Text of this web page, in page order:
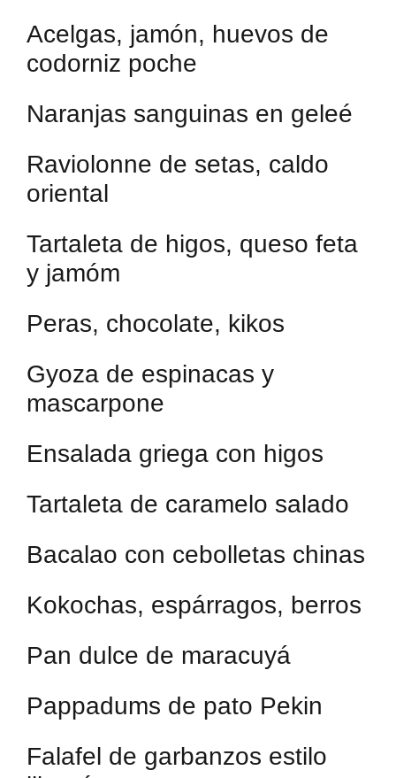
Acelgas, jamón, huevos de
codorniz poche
Naranjas sanguinas en geleé
Raviolonne de setas, caldo
oriental
Tartaleta de higos, queso feta
y jamóm
Peras, chocolate, kikos
Gyoza de espinacas y
mascarpone
Ensalada griega con higos
Tartaleta de caramelo salado
Bacalao con cebolletas chinas
Kokochas, espárragos, berros
Pan dulce de maracuyá
Pappadums de pato Pekin
Falafel de garbanzos estilo